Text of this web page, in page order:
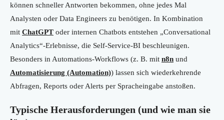
können schneller Antworten bekommen, ohne jedes Mal
Analysten oder Data Engineers zu benötigen. In Kombination
mit ChatGPT oder internen Chatbots entstehen „Conversational
Analytics“-Erlebnisse, die Self-Service-BI beschleunigen.
Besonders in Automations-Workflows (z. B. mit n8n und
Automatisierung (Automation)) lassen sich wiederkehrende
Abfragen, Reports oder Alerts per Spracheingabe anstoßen.
Typische Herausforderungen (und wie man sie